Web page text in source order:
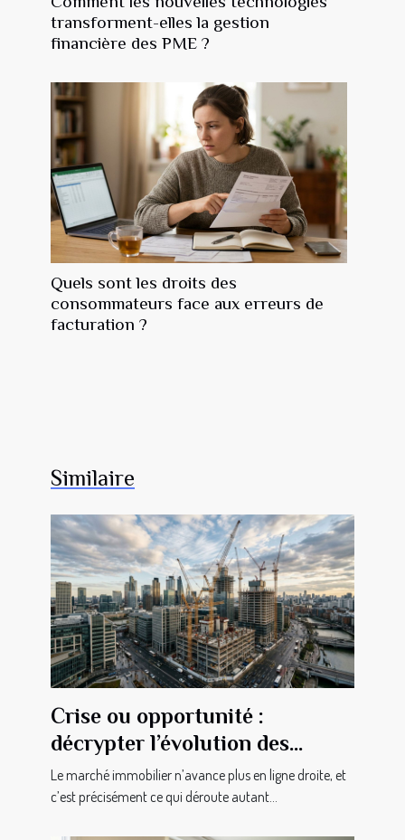
transforment-elles la gestion
financière des PME ?
Quels sont les droits des
consommateurs face aux erreurs de
facturation ?
Similaire
Crise ou opportunité :
décrypter l’évolution des
investissements immobiliers
Le marché immobilier n’avance plus en ligne droite, et
c’est précisément ce qui déroute autant...